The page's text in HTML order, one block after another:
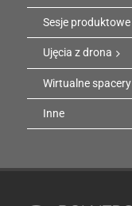
Sesje produktowe
Ujęcia z drona
Wirtualne spacery
Inne